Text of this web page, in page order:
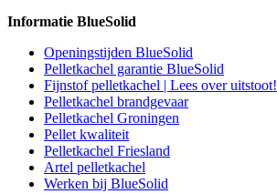
Informatie BlueSolid
Openingstijden BlueSolid
Pelletkachel garantie BlueSolid
Fijnstof pelletkachel | Lees over uitstoot!
Pelletkachel brandgevaar
Pelletkachel Groningen
Pellet kwaliteit
Pelletkachel Friesland
Artel pelletkachel
Werken bij BlueSolid